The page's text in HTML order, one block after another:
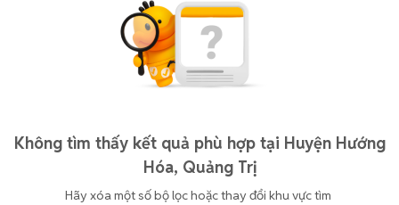
Không tìm thấy kết quả phù hợp tại Huyện Hướng
Hóa, Quảng Trị
Hãy xóa một số bộ lọc hoặc thay đổi khu vực tìm